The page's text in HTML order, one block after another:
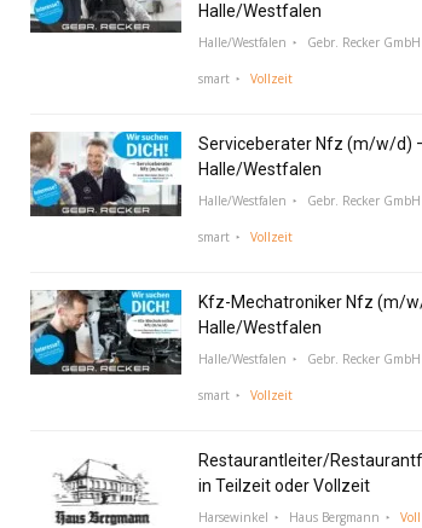
Halle/Westfalen
Halle/Westfalen Gebr. Recker
smart Vollzeit
Serviceberater Nfz (m/w/d)
Halle/Westfalen
Halle/Westfalen Gebr. Recker
smart Vollzeit
Kfz-Mechatroniker Nfz (m/
Halle/Westfalen
Halle/Westfalen Gebr. Recker
smart Vollzeit
Restaurantleiter/
in Teilzeit oder Vollzeit
Harsewinkel Haus Bergmann